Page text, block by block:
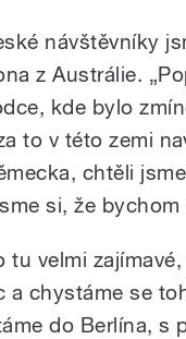
návštěvníky
z Austrálie.
kde bylo
to v této zemi
chtěli
si, že
tu velmi
a chystáme se
do Berlína, s